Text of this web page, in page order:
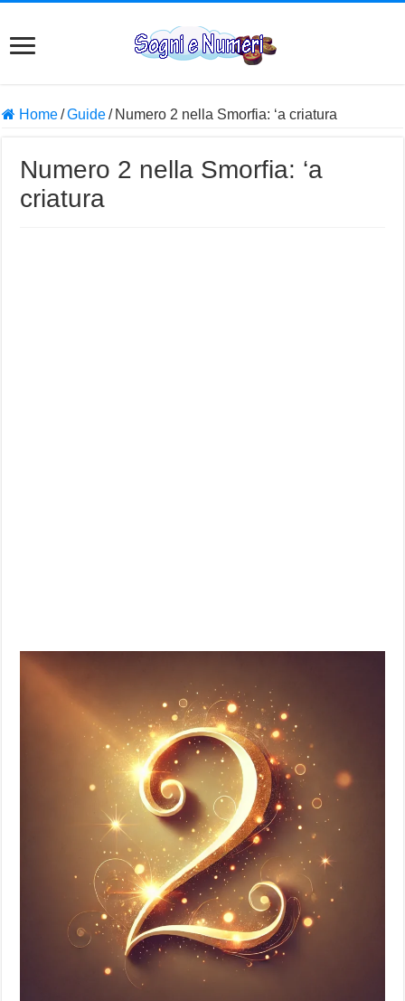
Home/Guide/ Numero 2 nella Smorfia: ‘a criatura
Numero 2 nella Smorfia: ‘a
criatura